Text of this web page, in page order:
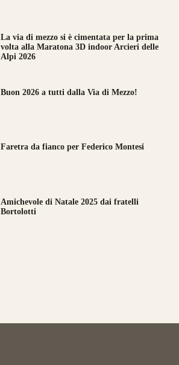
La via di mezzo si è cimentata per la prima
volta alla Maratona 3D indoor Arcieri delle
Alpi 2026
Buon 2026 a tutti dalla Via di Mezzo!
Faretra da fianco per Federico Montesi
Amichevole di Natale 2025 dai fratelli
Bortolotti